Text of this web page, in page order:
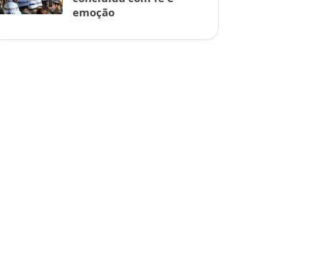
emoção